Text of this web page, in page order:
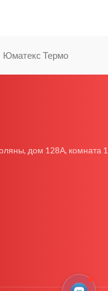
Юматекс Термо
дом 128А, комната 1